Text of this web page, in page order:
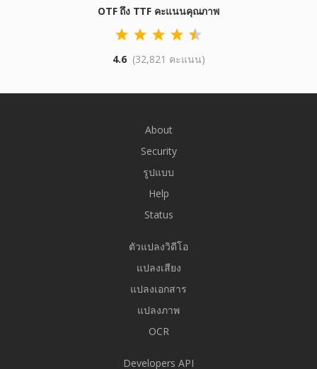
OTF ถึง TTF คะแนนคุณภาพ
4.6 (32,821 คะแนน)
About
Security
รูปแบบ
Help
Status
ตัวแปลงวิดีโอ
แปลงเสียง
แปลงเอกสาร
แปลงภาพ
OCR
Developers API